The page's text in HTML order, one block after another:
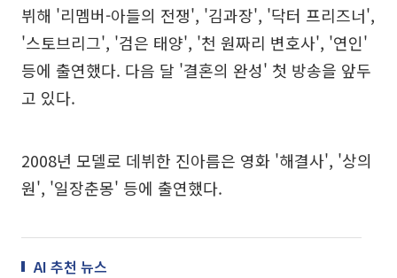
뷔해 '리멤버-아들의 전쟁', '김과장', '닥터 프리즈너',
'스토브리그', '검은 태양', '천 원짜리 변호사', '연인'
등에 출연했다. 다음 달 '결혼의 완성' 첫 방송을 앞두
고 있다.
2008년 모델로 데뷔한 진아름은 영화 '해결사', '상의
원', '일장춘몽' 등에 출연했다.
AI 추천 뉴스